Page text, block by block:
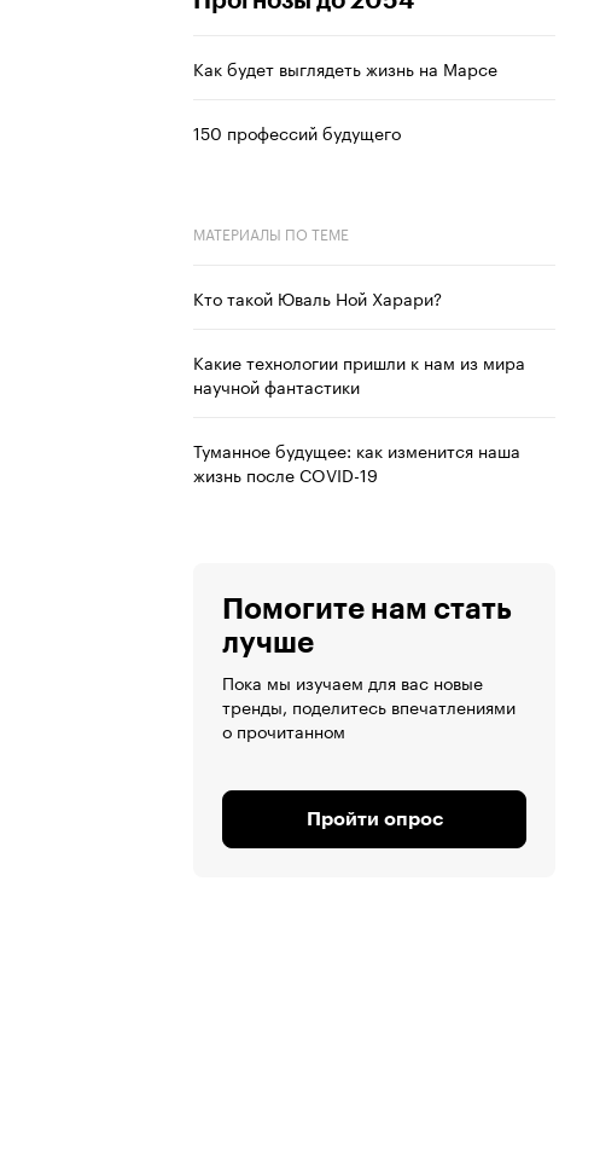
Как будет выглядеть жизнь на Марсе
150 профессий будущего
МАТЕРИАЛЫ ПО ТЕМЕ
Кто такой Юваль Ной Харари?
Какие технологии пришли к нам из мира
научной фантастики
Туманное будущее: как изменится наша
жизнь после COVID-19
Помогите нам стать
лучше
Пока мы изучаем для вас новые
тренды, поделитесь впечатлениями
о прочитанном
Пройти опрос